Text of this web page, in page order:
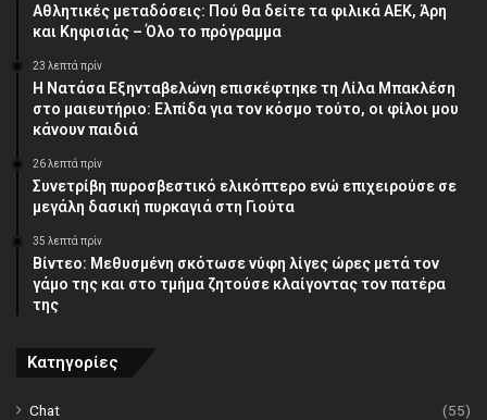
Αθλητικές μεταδόσεις: Πού θα δείτε τα φιλικά ΑΕΚ, Άρη
και Κηφισιάς – Όλο το πρόγραμμα
23 λεπτά πρίν
Η Νατάσα Εξηνταβελώνη επισκέφτηκε τη Λίλα Μπακλέση
στο μαιευτήριο: Ελπίδα για τον κόσμο τούτο, οι φίλοι μου
κάνουν παιδιά
26 λεπτά πρίν
Συνετρίβη πυροσβεστικό ελικόπτερο ενώ επιχειρούσε σε
μεγάλη δασική πυρκαγιά στη Γιούτα
35 λεπτά πρίν
Βίντεο: Μεθυσμένη σκότωσε νύφη λίγες ώρες μετά τον
γάμο της και στο τμήμα ζητούσε κλαίγοντας τον πατέρα
της
Κατηγορίες
Chat
(55)